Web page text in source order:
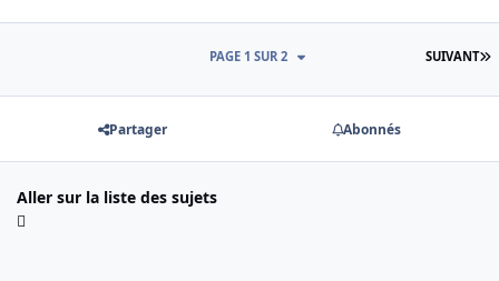
SUIVANT
PAGE 1 SUR 2
Partager Abonnés
Aller sur la liste des sujets